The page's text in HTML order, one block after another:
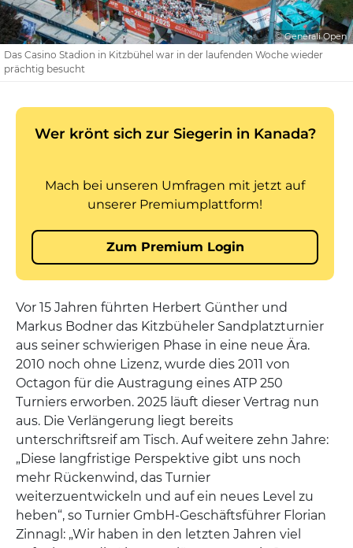
© Generali Open
Das Casino Stadion in Kitzbühel war in der laufenden Woche wieder
prächtig besucht
Vor 15 Jahren führten Herbert Günther und
Markus Bodner das Kitzbüheler Sandplatzturnier
aus seiner schwierigen Phase in eine neue Ära.
2010 noch ohne Lizenz, wurde dies 2011 von
Octagon für die Austragung eines ATP 250
Turniers erworben. 2025 läuft dieser Vertrag nun
aus. Die Verlängerung liegt bereits
unterschriftsreif am Tisch. Auf weitere zehn Jahre:
„Diese langfristige Perspektive gibt uns noch
mehr Rückenwind, das Turnier
weiterzuentwickeln und auf ein neues Level zu
heben“, so Turnier GmbH-Geschäftsführer Florian
Zinnagl: „Wir haben in den letzten Jahren viel